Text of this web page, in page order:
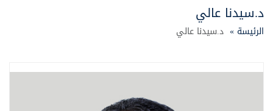
د.سيدنا عالي
الرئيسة » د.سيدنا عالي